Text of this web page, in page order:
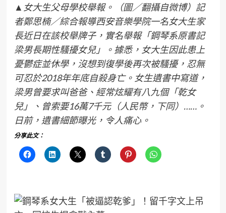
▲女大生父母學校舉報。（圖／翻攝自微博）記
者鄭思楠／綜合報導西安音樂學院一名女大生家
長近日在該校舉牌子，實名舉報「鋼琴系原書記
梁男長期性騷擾女兒」。據悉，女大生因此患上
憂鬱症並休學，沒想到復學後再次被騷擾，忍無
可忍於2018年年底自殺身亡。女生遺書中寫道，
梁男曾要求叫爸爸、經常炫耀有八九個「乾女
兒」、曾索要16萬7千元（人民幣，下同）……。
日前，遺書細節曝光，令人痛心。
分享此文：